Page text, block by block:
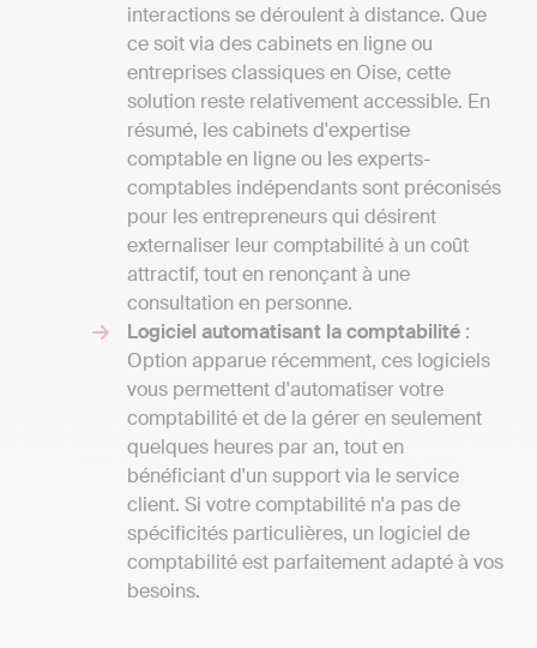
interactions se déroulent à distance. Que
ce soit via des cabinets en ligne ou
entreprises classiques en Oise, cette
solution reste relativement accessible. En
résumé, les cabinets d'expertise
comptable en ligne ou les experts-
comptables indépendants sont préconisés
pour les entrepreneurs qui désirent
externaliser leur comptabilité à un coût
attractif, tout en renonçant à une
consultation en personne.
Logiciel automatisant la comptabilité :
Option apparue récemment, ces logiciels
vous permettent d'automatiser votre
comptabilité et de la gérer en seulement
quelques heures par an, tout en
bénéficiant d'un support via le service
client. Si votre comptabilité n'a pas de
spécificités particulières, un logiciel de
comptabilité est parfaitement adapté à vos
besoins.